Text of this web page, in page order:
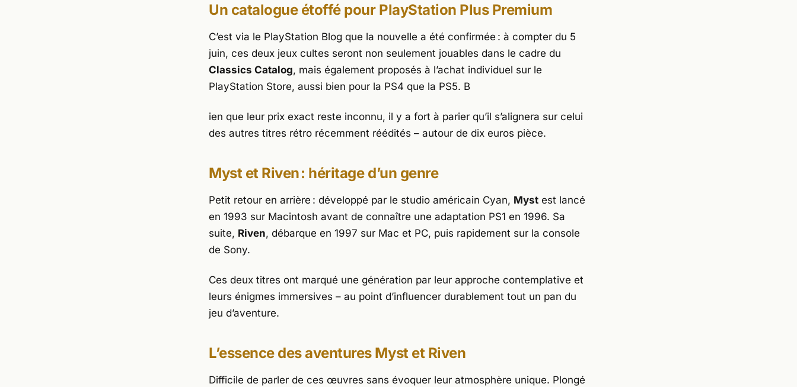
Un catalogue étoffé pour PlayStation Plus Premium
C’est via le PlayStation Blog que la nouvelle a été confirmée : à compter du 5
juin, ces deux jeux cultes seront non seulement jouables dans le cadre du
Classics Catalog, mais également proposés à l’achat individuel sur le
PlayStation Store, aussi bien pour la PS4 que la PS5. B
ien que leur prix exact reste inconnu, il y a fort à parier qu’il s’alignera sur celui
des autres titres rétro récemment réédités – autour de dix euros pièce.
Myst et Riven : héritage d’un genre
Petit retour en arrière : développé par le studio américain Cyan, Myst est lancé
en 1993 sur Macintosh avant de connaître une adaptation PS1 en 1996. Sa
suite, Riven, débarque en 1997 sur Mac et PC, puis rapidement sur la console
de Sony.
Ces deux titres ont marqué une génération par leur approche contemplative et
leurs énigmes immersives – au point d’influencer durablement tout un pan du
jeu d’aventure.
L’essence des aventures Myst et Riven
Difficile de parler de ces œuvres sans évoquer leur atmosphère unique. Plongé